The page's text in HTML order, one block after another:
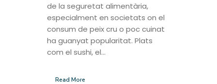
de la seguretat alimentària,
especialment en societats on el
consum de peix cru o poc cuinat
ha guanyat popularitat. Plats
com el sushi, el...
Read More